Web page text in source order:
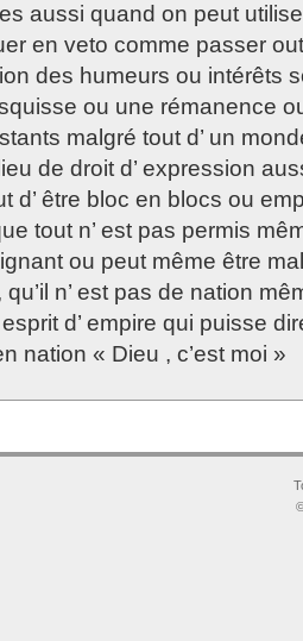
aussi quand on peut
en veto comme passer
des humeurs ou intérêts
ou une rémanence
malgré tout d’ un
de droit d’ expression
d’ être bloc en blocs ou
tout n’ est pas permis
ou peut même être
n’ est pas de nation
d’ empire qui puisse
nation « Dieu , c’est moi »